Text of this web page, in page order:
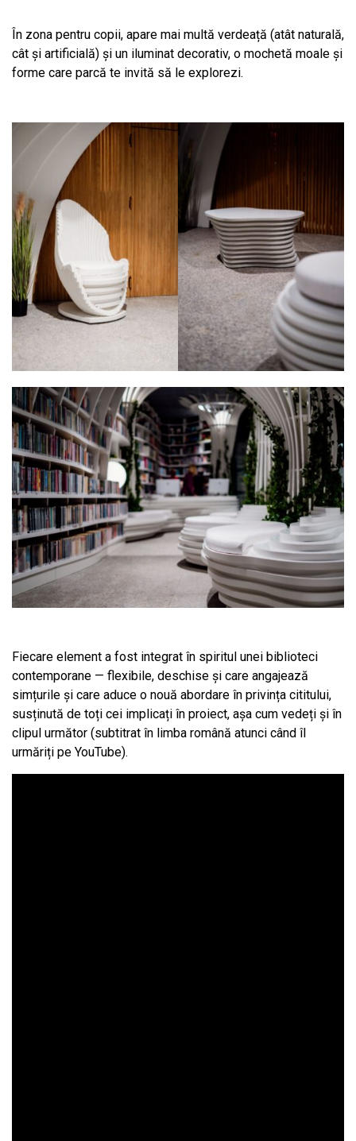
În zona pentru copii, apare mai multă verdeață (atât naturală,
cât și artificială) și un iluminat decorativ, o mochetă moale și
forme care parcă te invită să le explorezi.
Fiecare element a fost integrat în spiritul unei biblioteci
contemporane — flexibile, deschise și care angajează
simțurile și care aduce o nouă abordare în privința cititului,
susținută de toți cei implicați în proiect, așa cum vedeți și în
clipul următor (subtitrat în limba română atunci când îl
urmăriți pe YouTube).